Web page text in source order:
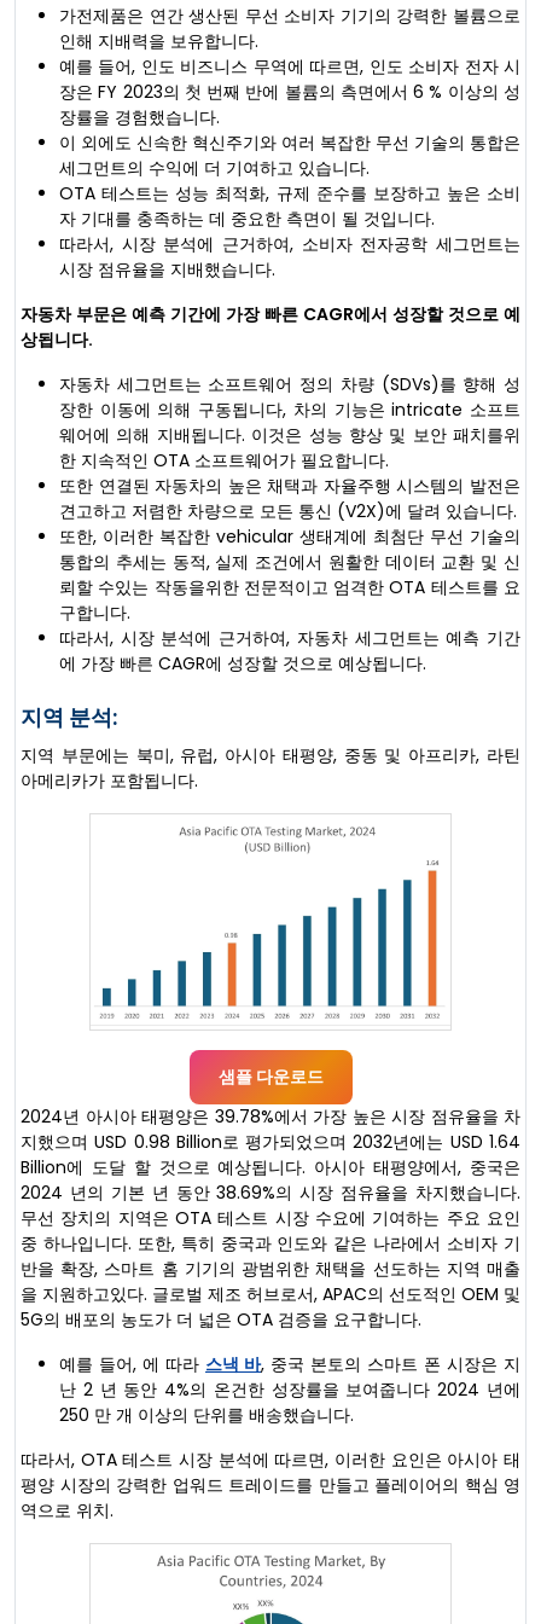
가전제품은 연간 생산된 무선 소비자 기기의 강력한 볼륨으로
인해 지배력을 보유합니다.
예를 들어, 인도 비즈니스 무역에 따르면, 인도 소비자 전자 시
장은 FY 2023의 첫 번째 반에 볼륨의 측면에서 6 % 이상의 성
장률을 경험했습니다.
이 외에도 신속한 혁신주기와 여러 복잡한 무선 기술의 통합은
세그먼트의 수익에 더 기여하고 있습니다.
OTA 테스트는 성능 최적화, 규제 준수를 보장하고 높은 소비
자 기대를 충족하는 데 중요한 측면이 될 것입니다.
따라서, 시장 분석에 근거하여, 소비자 전자공학 세그먼트는
시장 점유율을 지배했습니다.
자동차 부문은 예측 기간에 가장 빠른 CAGR에서 성장할 것으로 예
상됩니다.
자동차 세그먼트는 소프트웨어 정의 차량 (SDVs)를 향해 성
장한 이동에 의해 구동됩니다, 차의 기능은 intricate 소프트
웨어에 의해 지배됩니다. 이것은 성능 향상 및 보안 패치를위
한 지속적인 OTA 소프트웨어가 필요합니다.
또한 연결된 자동차의 높은 채택과 자율주행 시스템의 발전은
견고하고 저렴한 차량으로 모든 통신 (V2X)에 달려 있습니다.
또한, 이러한 복잡한 vehicular 생태계에 최첨단 무선 기술의
통합의 추세는 동적, 실제 조건에서 원활한 데이터 교환 및 신
뢰할 수있는 작동을위한 전문적이고 엄격한 OTA 테스트를 요
구합니다.
따라서, 시장 분석에 근거하여, 자동차 세그먼트는 예측 기간
에 가장 빠른 CAGR에 성장할 것으로 예상됩니다.
지역 분석:
지역 부문에는 북미, 유럽, 아시아 태평양, 중동 및 아프리카, 라틴
아메리카가 포함됩니다.
샘플 다운로드
2024년 아시아 태평양은 39.78%에서 가장 높은 시장 점유율을 차
지했으며 USD 0.98 Billion로 평가되었으며 2032년에는 USD 1.64
Billion에 도달 할 것으로 예상됩니다. 아시아 태평양에서, 중국은
2024 년의 기본 년 동안 38.69%의 시장 점유율을 차지했습니다.
무선 장치의 지역은 OTA 테스트 시장 수요에 기여하는 주요 요인
중 하나입니다. 또한, 특히 중국과 인도와 같은 나라에서 소비자 기
반을 확장, 스마트 홈 기기의 광범위한 채택을 선도하는 지역 매출
을 지원하고있다. 글로벌 제조 허브로서, APAC의 선도적인 OEM 및
5G의 배포의 농도가 더 넓은 OTA 검증을 요구합니다.
예를 들어, 에 따라 스낵 바, 중국 본토의 스마트 폰 시장은 지
난 2 년 동안 4%의 온건한 성장률을 보여줍니다 2024 년에
250 만 개 이상의 단위를 배송했습니다.
따라서, OTA 테스트 시장 분석에 따르면, 이러한 요인은 아시아 태
평양 시장의 강력한 업워드 트레이드를 만들고 플레이어의 핵심 영
역으로 위치.